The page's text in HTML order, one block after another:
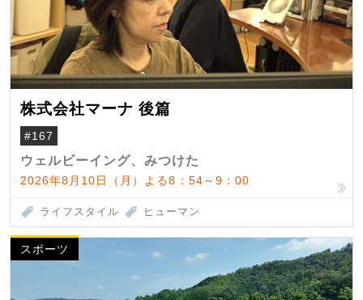
株式会社マーナ 後篇
#167
ウェルビーイング、みつけた
2026年8月10日（月）よる8：54～9：00
ライフスタイル ヒューマン
スポーツ